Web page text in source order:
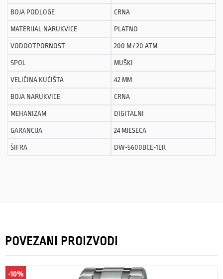
BOJA PODLOGE CRNA
MATERIJAL NARUKVICE PLATNO
VODOOTPORNOST 200 M / 20 ATM
SPOL MUŠKI
VELIČINA KUĆIŠTA 42 MM
BOJA NARUKVICE CRNA
MEHANIZAM DIGITALNI
GARANCIJA 24 MJESECA
ŠIFRA DW-5600BCE-1ER
POVEZANI PROIZVODI
-10%